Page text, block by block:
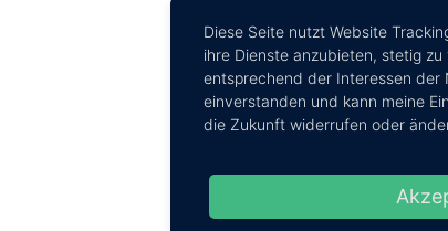
Diese Seite nutzt Website
ihre Dienste anzubieten, stetig
entsprechend der Interessen der
einverstanden und kann meine
die Zukunft widerrufen oder